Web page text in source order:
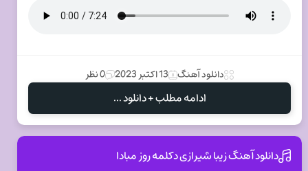
دانلود آهنگ 13 اکتبر 2023 0 نظر
ادامه مطلب + دانلود ...
دانلود آهنگ زیبا شیرازی دکلمه روز مبادا